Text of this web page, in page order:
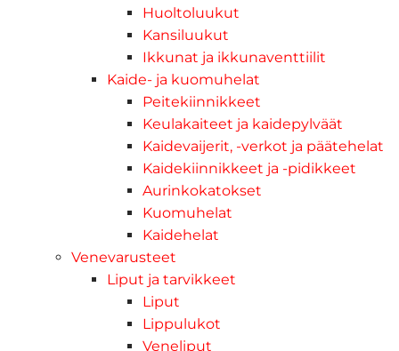
Huoltoluukut
Kansiluukut
Ikkunat ja ikkunaventtiilit
Kaide- ja kuomuhelat
Peitekiinnikkeet
Keulakaiteet ja kaidepylväät
Kaidevaijerit, -verkot ja päätehelat
Kaidekiinnikkeet ja -pidikkeet
Aurinkokatokset
Kuomuhelat
Kaidehelat
Venevarusteet
Liput ja tarvikkeet
Liput
Lippulukot
Veneliput